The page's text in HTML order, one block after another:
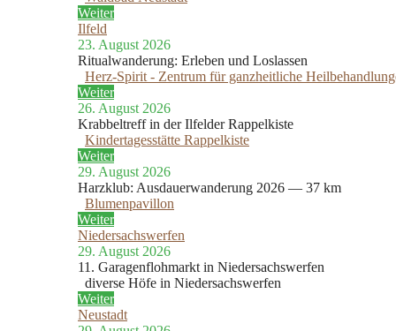
Weiter
Ilfeld
23. August 2026
Ritualwanderung: Erleben und Loslassen
Herz-Spirit - Zentrum für ganzheitliche
Weiter
26. August 2026
Krabbeltreff in der Ilfelder Rappelkiste
Kindertagesstätte Rappelkiste
Weiter
29. August 2026
Harzklub: Ausdauerwanderung 2026 — 37 km
Blumenpavillon
Weiter
Niedersachswerfen
29. August 2026
11. Garagenflohmarkt in Niedersachswerfen
diverse Höfe in Niedersachswerfen
Weiter
Neustadt